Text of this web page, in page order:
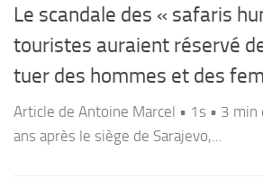
Le scandale des « safaris
touristes auraient réservé
tuer des hommes et des
Article de Antoine Marcel • 1s • 3
ans après le siège de Sarajevo,...